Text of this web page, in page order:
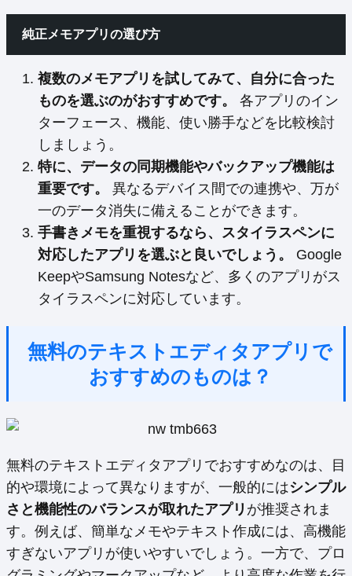
純正メモアプリの選び方
複数のメモアプリを試してみて、自分に合った
ものを選ぶのがおすすめです。
各アプリのイン
ターフェース、機能、使い勝手などを比較検討
しましょう。
特に、データの同期機能やバックアップ機能は
重要です。
異なるデバイス間での連携や、万が
一のデータ消失に備えることができます。
手書きメモを重視するなら、スタイラスペンに
対応したアプリを選ぶと良いでしょう。
Google
KeepやSamsung Notesなど、多くのアプリがス
タイラスペンに対応しています。
無料のテキストエディタアプリで
おすすめのものは？
無料のテキストエディタアプリでおすすめなのは、目
的や環境によって異なりますが、一般的にはシンプル
さと機能性のバランスが取れたアプリ が推奨されま
す。例えば、簡単なメモやテキスト作成には、高機能
すぎないアプリが使いやすいでしょう。一方で、プロ